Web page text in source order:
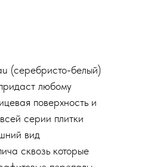
(серебристо-белый)
любому
поверхность и
серии плитки
вид
сквозь которые